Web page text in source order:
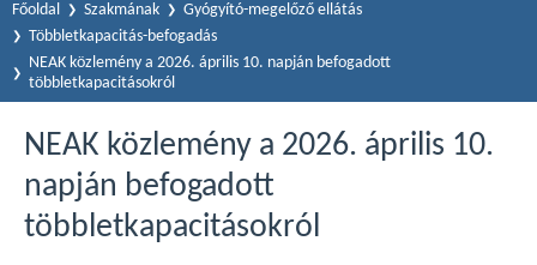
Főoldal Szakmának
Gyógyító-megelőző ellátás
Többletkapacitás-befogadás
NEAK közlemény a 2026. április 10. napján befogadott
többletkapacitásokról
NEAK közlemény a 2026. április 10.
napján befogadott
többletkapacitásokról